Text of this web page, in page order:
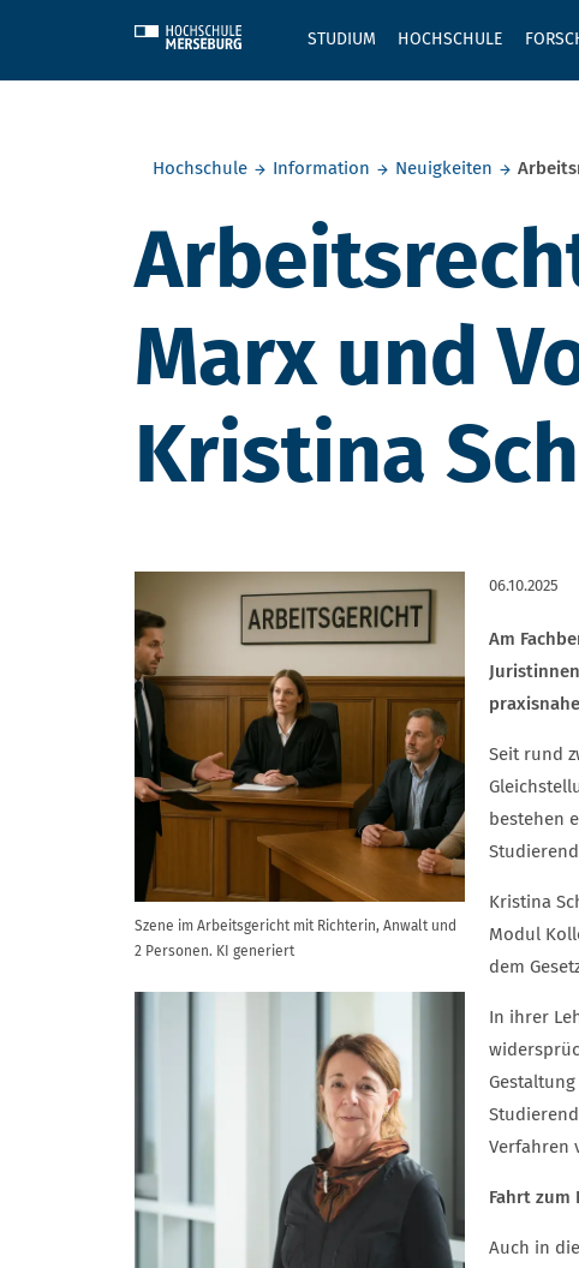
STUDIUM HOCHSCHULE
Hochschule
Information Neuigkeiten
Marx und
Kristina
Szene im Arbeitsgericht mit Richterin, Anwalt und
2 Personen. KI generiert
06.10.2025
Am
Seit rund
bestehen
Kristina
Modul
dem
In ihrer
Verfahren
Fahrt zum
Auch in